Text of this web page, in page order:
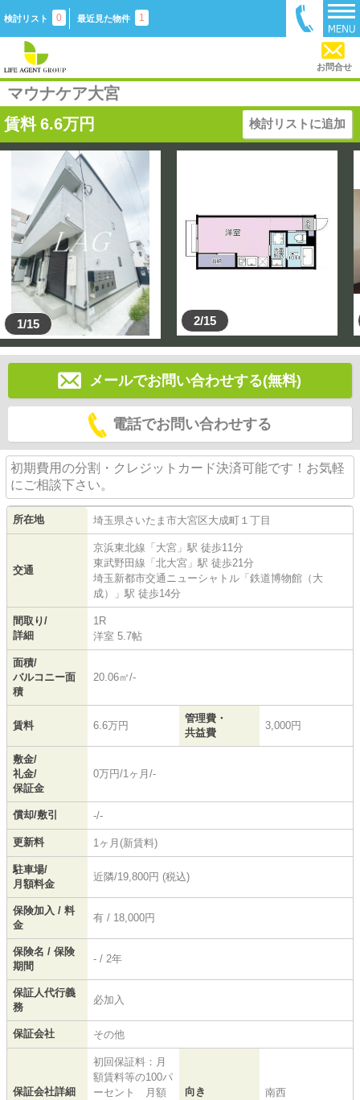
検討リスト 0 最近見た物件 1
お問合せ
マウナケア大宮
賃料 6.6万円 検討リストに追加
1/15 2/15
メールでお問い合わせする(無料)
電話でお問い合わせする
初期費用の分割・クレジットカード決済可能です！お気軽
にご相談下さい。
所在地 埼玉県さいたま市大宮区大成町 １丁目
交通
京浜東北線 「 大宮 」駅 徒歩11分
東武野田線 「 北大宮 」駅 徒歩21分
埼玉新都市交通ニューシャトル 「 鉄道博物館（大
成）
」駅 徒歩14分
間取り/
詳細
1R
洋室 5.7帖
面積/
バルコニー面
積
20.06㎡/-
賃料 6.6万円
管理費・
共益費
3,000円
敷金/
礼金/
保証金
0万円/1ヶ月/-
償却/敷引 -/-
更新料 1ヶ月(新賃料)
駐車場/
月額料金
近隣/19,800円 (税込)
保険加入 / 料
金
有 / 18,000円
保険名 / 保険
期間
- / 2年
保証人代行義
務
必加入
保証会社 その他
保証会社詳細
初回保証料：月
額賃料等の100パ
ーセント 月額
向き 南西